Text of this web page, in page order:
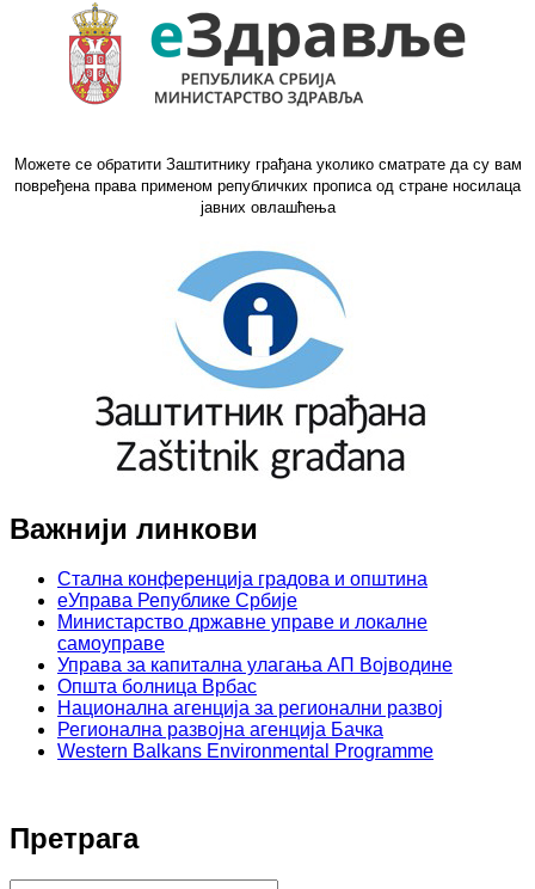
Можете се обратити Заштитнику грађана уколико сматрате да су вам
повређена права применом републичких прописа од стране носилаца
јавних овлашћења
Важнији линкови
Стална конференција градова и општина
еУправа Републике Србије
Министарство државне управе и локалне
самоуправе
Управа за капитална улагања АП Војводине
Општа болница Врбас
Национална агенција за регионални развој
Регионална развојна агенција Бачка
Western Balkans Environmental Programme
Претрага